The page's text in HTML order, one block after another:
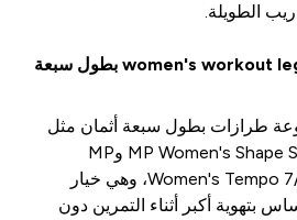
الطويلة.
هل هناك خيارات women's workout leggings بطول سبعة
طرازات بطول سبعة أثمان مثل
MP Women's Shape Seamless 7/8 Leggings وMP
Women's Tempo 7/8 Repreve® Leggings، وهي خيار
بتهوية أكبر أثناء التمرين دون